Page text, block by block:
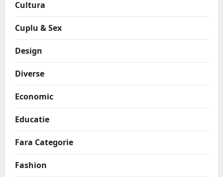
Cultura
Cuplu & Sex
Design
Diverse
Economic
Educatie
Fara Categorie
Fashion